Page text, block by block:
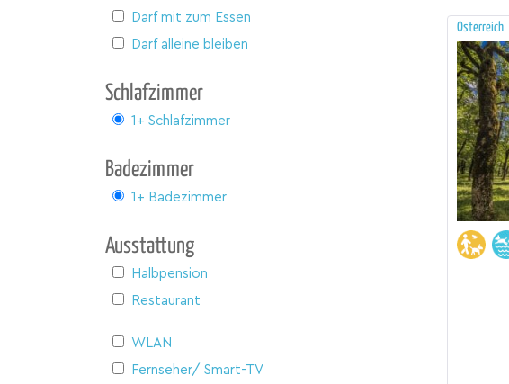
Darf mit zum Essen
Darf alleine bleiben
Schlafzimmer
1+ Schlafzimmer
Badezimmer
1+ Badezimmer
Ausstattung
Halbpension
Restaurant
WLAN
Fernseher/ Smart-TV
Österreich